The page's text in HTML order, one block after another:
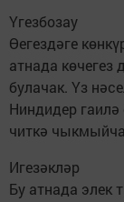
Үгезбозау
Өегездәге
атнада
булачак. Үз
Ниндидер
читкә
Игезәкләр
Бу атнада элек